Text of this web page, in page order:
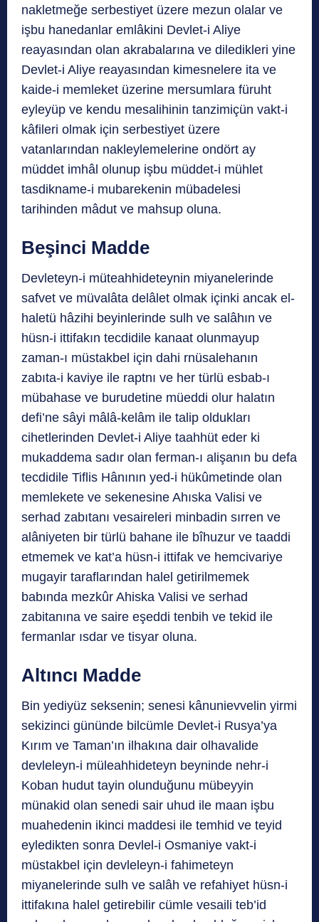
nakletmeğe serbestiyet üzere mezun olalar ve
işbu hanedanlar emlâkini Devlet-i Aliye
reayasından olan akrabalarına ve diledikleri yine
Devlet-i Aliye reayasından kimesnelere ita ve
kaide-i memleket üzerine mersumlara füruht
eyleyüp ve kendu mesalihinin tanzimiçün vakt-i
kâfileri olmak için serbestiyet üzere
vatanlarından nakleylemelerine ondört ay
müddet imhâl olunup işbu müddet-i mühlet
tasdikname-i mubarekenin mübadelesi
tarihinden mâdut ve mahsup oluna.
Beşinci Madde
Devleteyn-i müteahhideteynin miyanelerinde
safvet ve müvalâta delâlet olmak içinki ancak el-
haletü hâzihi beyinlerinde sulh ve salâhın ve
hüsn-i ittifakın tecdidile kanaat olunmayup
zaman-ı müstakbel için dahi rnüsalehanın
zabıta-i kaviye ile raptnı ve her türlü esbab-ı
mübahase ve burudetine müeddi olur halatın
defi’ne sâyi mâlâ-kelâm ile talip oldukları
cihetlerinden Devlet-i Aliye taahhüt eder ki
mukaddema sadır olan ferman-ı alişanın bu defa
tecdidile Tiflis Hânının yed-i hükûmetinde olan
memlekete ve sekenesine Ahıska Valisi ve
serhad zabıtanı vesaireleri minbadin sırren ve
alâniyeten bir türlü bahane ile bîhuzur ve taaddi
etmemek ve kat’a hüsn-i ittifak ve hemcivariye
mugayir taraflarından halel getirilmemek
babında mezkûr Ahiska Valisi ve serhad
zabitanına ve saire eşeddi tenbih ve tekid ile
fermanlar ısdar ve tisyar oluna.
Altıncı Madde
Bin yediyüz seksenin; senesi kânunievvelin yirmi
sekizinci gününde bilcümle Devlet-i Rusya’ya
Kırım ve Taman’ın ilhakına dair olhavalide
devleleyn-i müleahhideteyn beyninde nehr-i
Koban hudut tayin olunduğunu mübeyyin
münakid olan senedi sair uhud ile maan işbu
muahedenin ikinci maddesi ile temhid ve teyid
eyledikten sonra Devlel-i Osmaniye vakt-i
müstakbel için devleleyn-i fahimeteyn
miyanelerinde sulh ve salâh ve refahiyet hüsn-i
ittifakına halel getirebilir cümle vesaili teb’id